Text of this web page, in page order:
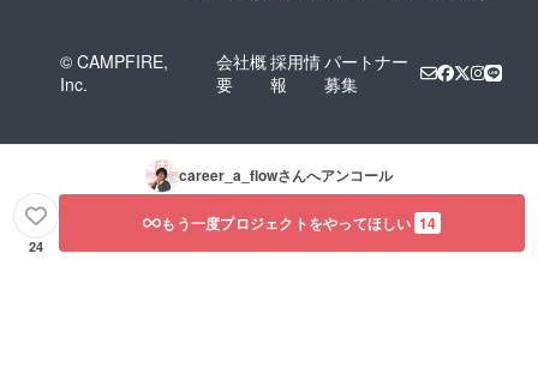
© CAMPFIRE,
Inc.
会社概
要
採用情
報
パートナー
募集
career_a_flowさんへアンコール
24
もう一度プロジェクトをやってほしい 14